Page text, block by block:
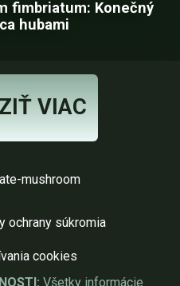
fimbriatum: Konečný
hubami
VIAC
mushroom
ochrany súkromia
cookies
Všetky informácie